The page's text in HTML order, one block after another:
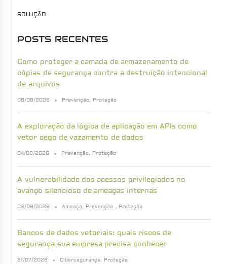
SOLUÇÃO
POSTS RECENTES
Como proteger a camada de armazenamento de
cópias de segurança contra a destruição intencional
de arquivos
06/08/2026 Prevenção, Proteção
A exploração da lógica de aplicação em APIs como
vetor cego de vazamento de dados
04/08/2026 Prevenção, Proteção
A vulnerabilidade dos acessos privilegiados no
avanço silencioso de ameaças internas
03/08/2026 Ameaça, Prevenção , Proteção
Bancos de dados vetoriais: quais riscos de
segurança sua empresa precisa conhecer
31/07/2026 Cibersegurança, Proteção